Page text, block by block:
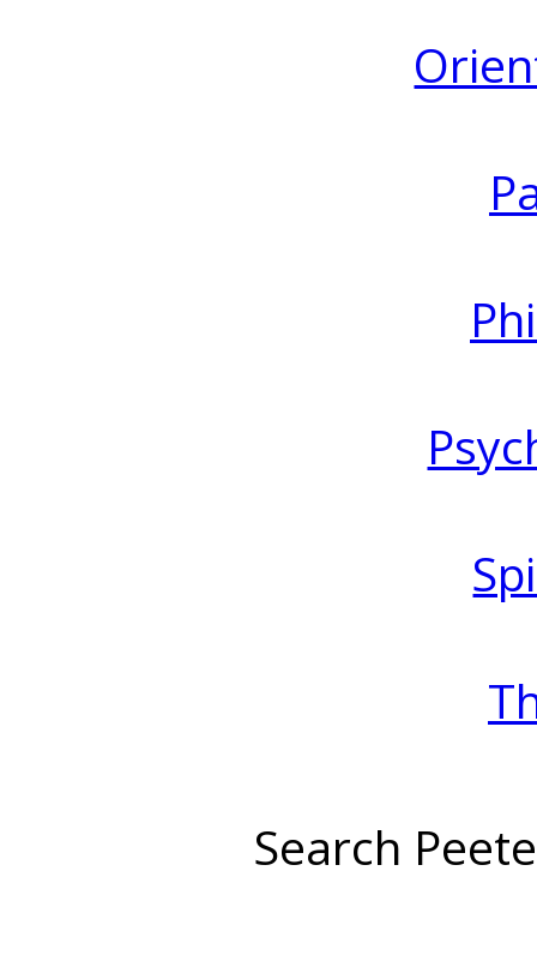
Search